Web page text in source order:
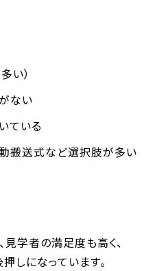
い）
ない
ている
搬送式など選択肢が多い
見学者の満足度も高く、
しになっています。